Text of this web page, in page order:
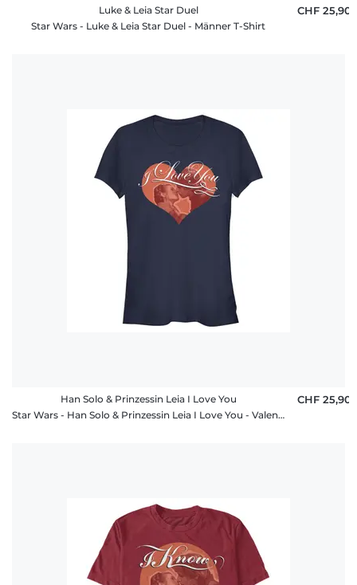
Luke & Leia Star Duel
Star Wars - Luke & Leia Star Duel - Männer T-Shirt
CHF 25,90
Han Solo & Prinzessin Leia I Love You
Star Wars - Han Solo & Prinzessin Leia I Love You - Valentinstag - Frauen T-Shirt
CHF 25,90